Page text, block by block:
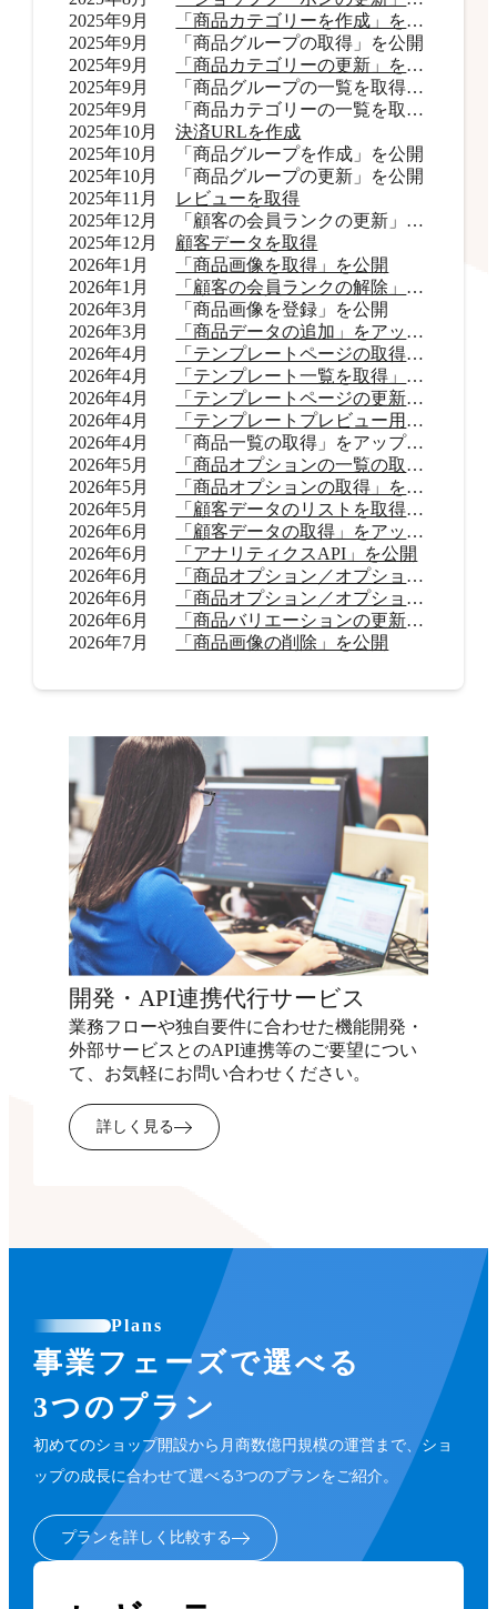
2025年9月
「商品カテゴリーを作成」を公開
2025年9月
「商品グループの取得」を公開
2025年9月
「商品カテゴリーの更新」を公開
2025年9月
「商品グループの一覧を取得」をアップデート
2025年9月
「商品カテゴリーの一覧を取得」をアップデート
2025年10月
決済URLを作成
2025年10月
「商品グループを作成」を公開
2025年10月
「商品グループの更新」を公開
2025年11月
レビューを取得
2025年12月
「顧客の会員ランクの更新」を公開
2025年12月
顧客データを取得
2026年1月
「商品画像を取得」を公開
2026年1月
「顧客の会員ランクの解除」を公開
2026年3月
「商品画像を登録」を公開
2026年3月
「商品データの追加」をアップデート
2026年4月
「テンプレートページの取得」を公開
2026年4月
「テンプレート一覧を取得」を公開
2026年4月
「テンプレートページの更新」を公開
2026年4月
「テンプレートプレビュー用URLを取得」を公開
2026年4月
「商品一覧の取得」をアップデート
2026年5月
「商品オプションの一覧の取得」をアップデート
2026年5月
「商品オプションの取得」を公開
2026年5月
「顧客データのリストを取得」をアップデート
2026年6月
「顧客データの取得」をアップデート
2026年6月
「アナリティクスAPI」を公開
2026年6月
「商品オプション／オプション値の追加（β）」を公開
2026年6月
「商品オプション／オプション値の削除（β）」を公開
2026年6月
「商品バリエーションの更新」を公開
2026年7月
「商品画像の削除」を公開
開発・API連携代行サービス
業務フローや独自要件に合わせた機能開発・
外部サービスとのAPI連携等のご要望につい
て、お気軽にお問い合わせください。
詳しく見る
Plans
事業フェーズで選べる
3つのプラン
初めてのショップ開設から月商数億円規模の運営まで、ショ
ップの成長に合わせて選べる3つのプランをご紹介。
プランを詳しく比較する